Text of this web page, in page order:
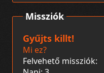
Missziók
Gyűjts killt!
Mi ez?
Felvehető missziók: